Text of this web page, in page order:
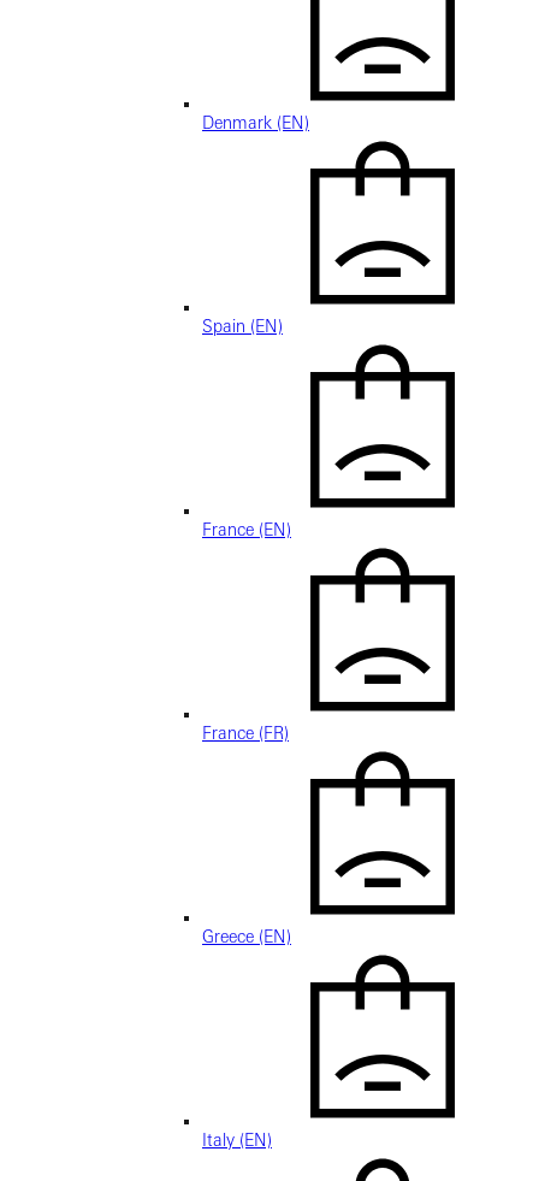
Denmark (EN)
Spain (EN)
France (EN)
France (FR)
Greece (EN)
Italy (EN)